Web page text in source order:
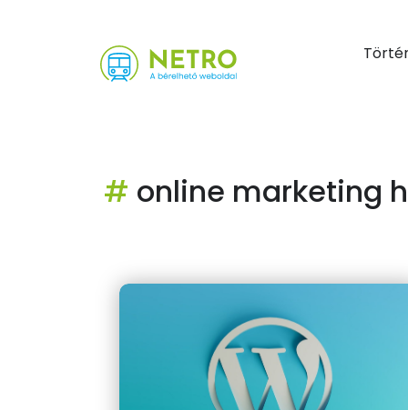
# online marketing